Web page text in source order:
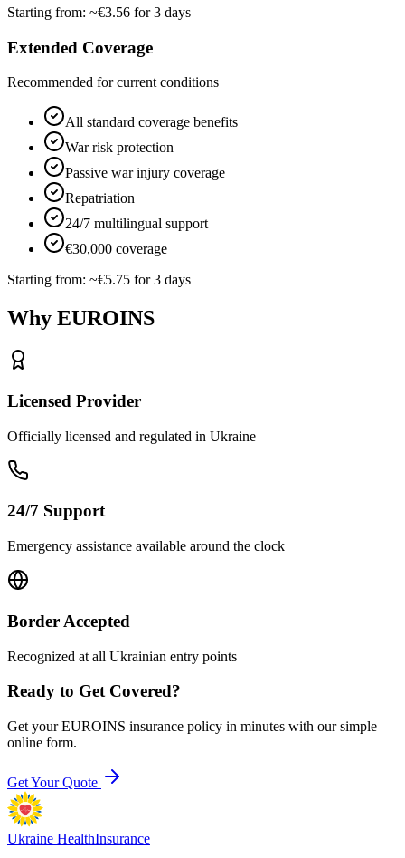
Starting from: ~€3.56 for 3 days
Extended Coverage
Recommended for current conditions
All standard coverage benefits
War risk protection
Passive war injury coverage
Repatriation
24/7 multilingual support
€30,000 coverage
Starting from: ~€5.75 for 3 days
Why EUROINS
Licensed Provider
Officially licensed and regulated in Ukraine
24/7 Support
Emergency assistance available around the clock
Border Accepted
Recognized at all Ukrainian entry points
Ready to Get Covered?
Get your EUROINS insurance policy in minutes with our simple
online form.
Get Your Quote
Ukraine HealthInsurance